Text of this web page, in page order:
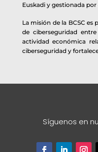
Euskadi y gestionada por
La misión de la BCSC
de ciberseguridad
actividad económica
ciberseguridad y
Síguenos en